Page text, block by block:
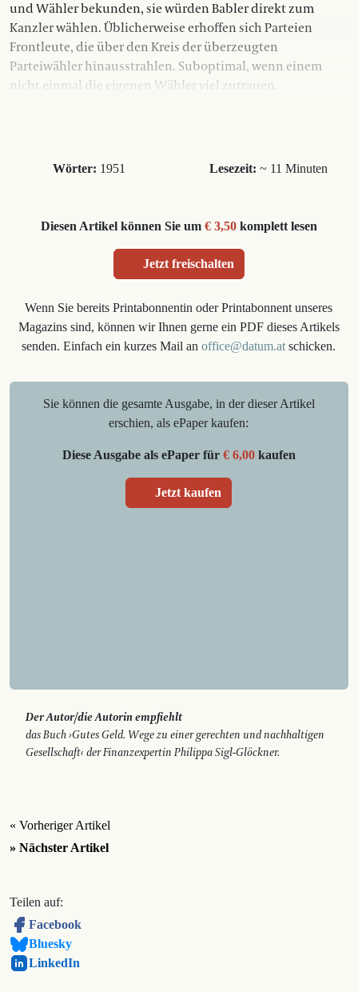
und Wähler bekunden, sie würden Babler direkt zum
Kanzler wählen. Üblicherweise erhoffen sich Parteien
Frontleute, die über den Kreis der überzeugten
Parteiwähler hinausstrahlen. Suboptimal, wenn einem
nicht einmal die eigenen Wähler viel zutrauen.
Wörter: 1951 Lesezeit: ~ 11 Minuten
Diesen Artikel können Sie um € 3,50komplett lesen
Jetzt freischalten
Wenn Sie bereits Printabonnentin oder Printabonnent unseres
Magazins sind, können wir Ihnen gerne ein PDF dieses Artikels
senden. Einfach ein kurzes Mail anoffice@datum.at schicken.
Sie können die gesamte Ausgabe, in der dieser Artikel
erschien, als ePaper kaufen:
Diese Ausgabe als ePaper für € 6,00kaufen
Jetzt kaufen
Der Autor/die Autorin empfiehlt
das Buch ›Gutes Geld. Wege zu einer gerechten und nachhaltigen
Gesellschaft‹ der Finanzexpertin Philippa Sigl-Glöckner.
« Vorheriger Artikel
» Nächster Artikel
Teilen auf:
Facebook
Bluesky
LinkedIn